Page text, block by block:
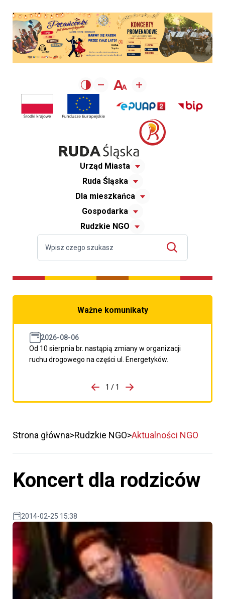
Urząd Miasta
Ruda Śląska
Dla mieszkańca
Gospodarka
Rudzkie NGO
Ważne komunikaty
2026-08-06
Od 10 sierpnia br. nastąpią zmiany w organizacji
ruchu drogowego na części ul. Energetyków.
porzpedniego komunikatu
1 / 1
Przejdź do następnego
Strona główna Rudzkie NGO Aktualności NGO
Koncert dla rodziców
2014-02-25 15:38